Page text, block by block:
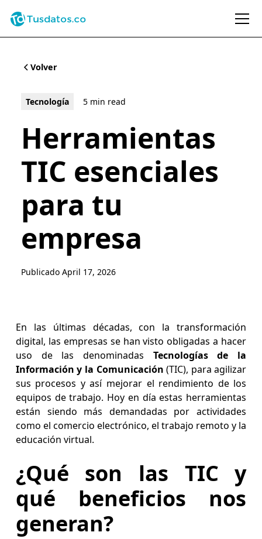
Volver
Tecnología 5 min read
Herramientas
TIC esenciales
para tu
empresa
Publicado April 17, 2026
En las últimas décadas, con la transformación
digital, las empresas se han visto obligadas a hacer
uso de las denominadas Tecnologías de la
Información y la Comunicación (TIC), para agilizar
sus procesos y así mejorar el rendimiento de los
equipos de trabajo. Hoy en día estas herramientas
están siendo más demandadas por actividades
como el comercio electrónico, el trabajo remoto y la
educación virtual.
¿Qué son las TIC y
qué beneficios nos
generan?